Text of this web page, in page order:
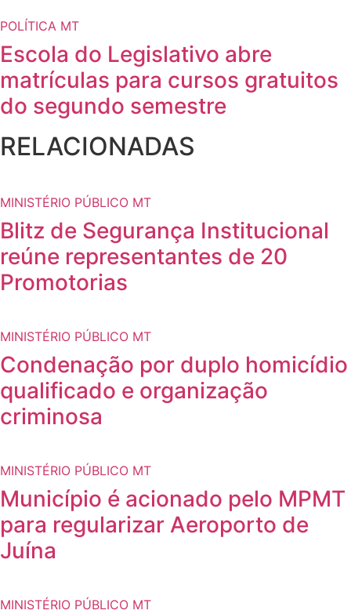
POLÍTICA MT
Escola do Legislativo abre
matrículas para cursos gratuitos
do segundo semestre
RELACIONADAS
MINISTÉRIO PÚBLICO MT
Blitz de Segurança Institucional
reúne representantes de 20
Promotorias
MINISTÉRIO PÚBLICO MT
Condenação por duplo homicídio
qualificado e organização
criminosa
MINISTÉRIO PÚBLICO MT
Município é acionado pelo MPMT
para regularizar Aeroporto de
Juína
MINISTÉRIO PÚBLICO MT